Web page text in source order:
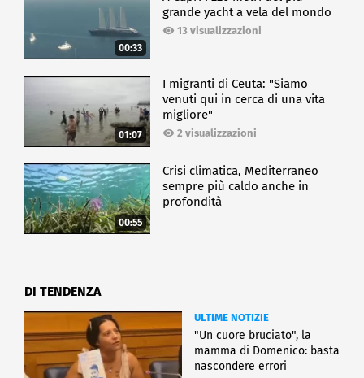
00:33
grande yacht a vela del mondo
13 visualizzazioni
01:07
I migranti di Ceuta: "Siamo
venuti qui in cerca di una vita
migliore"
2 visualizzazioni
00:55
Crisi climatica, Mediterraneo
sempre più caldo anche in
profondità
DI TENDENZA
ULTIME NOTIZIE
"Un cuore bruciato", la
mamma di Domenico: basta
nascondere errori